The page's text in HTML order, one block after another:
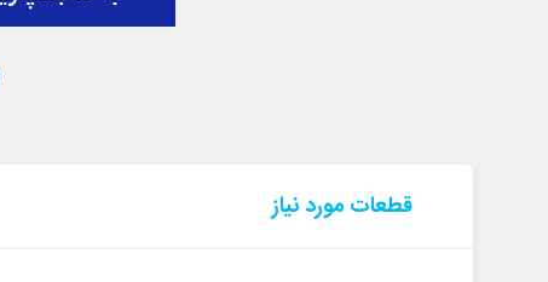
قطعات مورد نیاز